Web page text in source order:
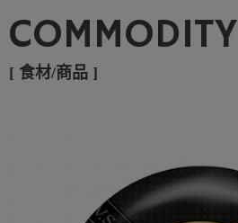
COMMODITY
[ 食材/商品 ]